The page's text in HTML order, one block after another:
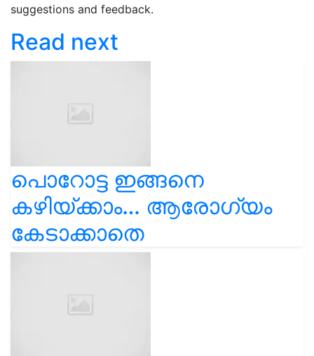
suggestions and feedback.
Read next
പൊറോട്ട ഇങ്ങനെ
കഴിയ്ക്കാം… ആരോഗ്യം
കേടാക്കാതെ